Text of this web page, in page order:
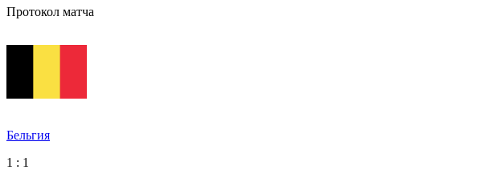
Протокол матча
Бельгия
1 : 1